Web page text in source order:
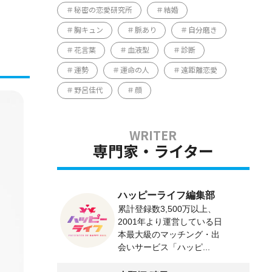
秘密の恋愛研究所 結婚
胸キュン 脈あり 自分磨き
花言葉 血液型 診断
運勢 運命の人 遠距離恋愛
野呂佳代 顔
専門家・ライター
ハッピーライフ編集部
累計登録数3,500万以上、
2001年より運営している日
本最大級のマッチング・出
会いサービス「ハッピ...